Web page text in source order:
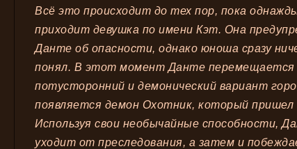
Всё это происходит до тех пор, пока
приходит девушка по имени Кэт. Она
Данте об опасности, однако юноша сразу
понял. В этот момент Данте
потусторонний и демонический вариант
появляется демон Охотник, который пришел
Используя свои необычайные способности,
уходит от преследования, а затем и